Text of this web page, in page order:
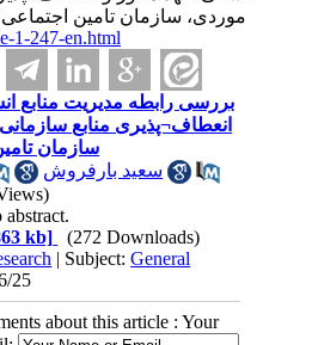
موردی، سازمان تامین اجتماعی تهران). 3
1-247-en.html
بررسی رابطه مدیریت منابع
انعطاف¬پذیری منابع
سازمان
سعید بارفروش
abstract.
kb]
(272 Downloads)
| Subject:General
25
about this article : Your